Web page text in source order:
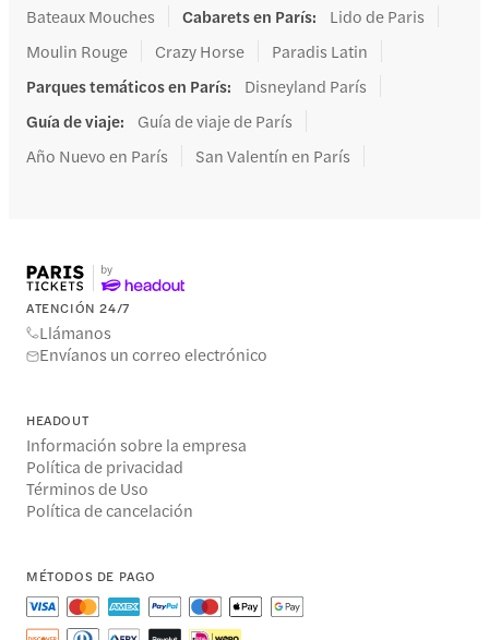
Bateaux Mouches
Cabarets en París:
Lido de Paris
Moulin Rouge
Crazy Horse
Paradis Latin
Parques temáticos en París:
Disneyland París
Guía de viaje:
Guía de viaje de París
Año Nuevo en París
San Valentín en París
ATENCIÓN 24/7
Llámanos
Envíanos un correo electrónico
HEADOUT
Información sobre la empresa
Política de privacidad
Términos de Uso
Política de cancelación
MÉTODOS DE PAGO